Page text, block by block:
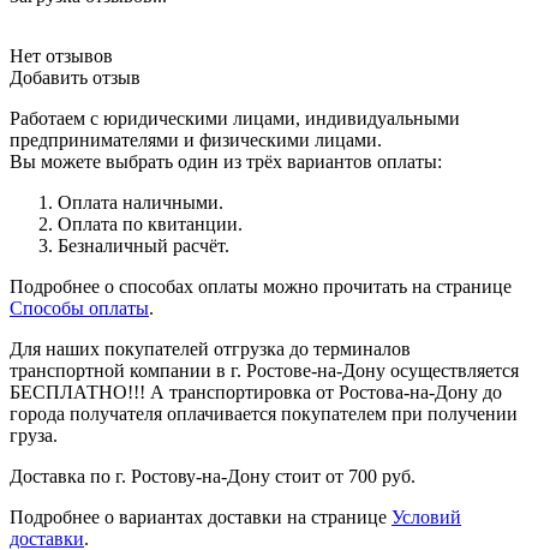
Нет отзывов
Добавить отзыв
Работаем с юридическими лицами, индивидуальными
предпринимателями и физическими лицами.
Вы можете выбрать один из трёх вариантов оплаты:
Оплата наличными.
Оплата по квитанции.
Безналичный расчёт.
Подробнее о способах оплаты можно прочитать на странице
Способы оплаты.
Для наших покупателей отгрузка до терминалов
транспортной компании в г. Ростове-на-Дону осуществляется
БЕСПЛАТНО!!! А транспортировка от Ростова-на-Дону до
города получателя оплачивается покупателем при получении
груза.
Доставка по г. Ростову-на-Дону стоит от 700 руб.
Подробнее о вариантах доставки на странице Условий
доставки.